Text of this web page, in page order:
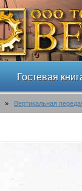
Гостевая
» Вертикальная